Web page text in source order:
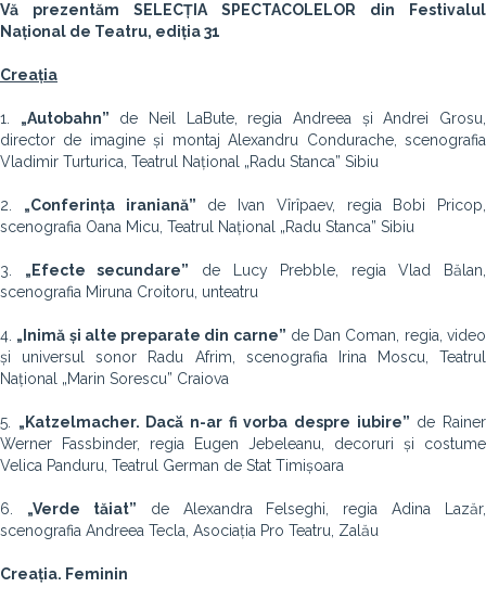
Vă prezentăm SELECȚIA SPECTACOLELOR din Festivalul
Național de Teatru, ediția 31
Creația
1. „Autobahn” de Neil LaBute, regia Andreea și Andrei Grosu,
director de imagine și montaj Alexandru Condurache, scenografia
Vladimir Turturica, Teatrul Național „Radu Stanca” Sibiu
2. „Conferința iraniană” de Ivan Vîrîpaev, regia Bobi Pricop,
scenografia Oana Micu, Teatrul Național „Radu Stanca” Sibiu
3. „Efecte secundare” de Lucy Prebble, regia Vlad Bălan,
scenografia Miruna Croitoru, unteatru
4. „Inimă și alte preparate din carne” de Dan Coman, regia, video
și universul sonor Radu Afrim, scenografia Irina Moscu, Teatrul
Național „Marin Sorescu” Craiova
5. „Katzelmacher. Dacă n-ar fi vorba despre iubire” de Rainer
Werner Fassbinder, regia Eugen Jebeleanu, decoruri și costume
Velica Panduru, Teatrul German de Stat Timișoara
6. „Verde tăiat” de Alexandra Felseghi, regia Adina Lazăr,
scenografia Andreea Tecla, Asociația Pro Teatru, Zalău
Creația. Feminin